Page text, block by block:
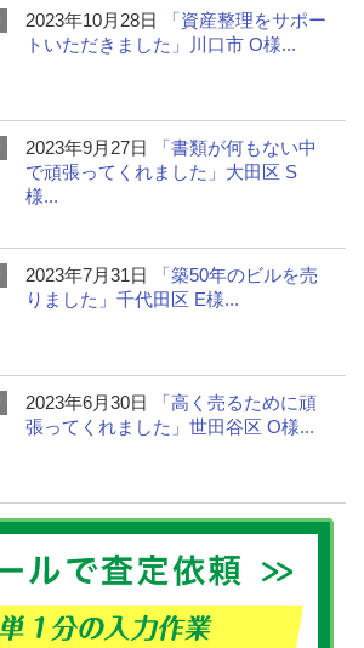
2023年10月28日
「資産整理をサポー
トいただきました」川口市 O様...
2023年9月27日
「書類が何もない中
で頑張ってくれました」大田区 S
様...
2023年7月31日
「築50年のビルを売
りました」千代田区 E様...
2023年6月30日
「高く売るために頑
張ってくれました」世田谷区 O様...